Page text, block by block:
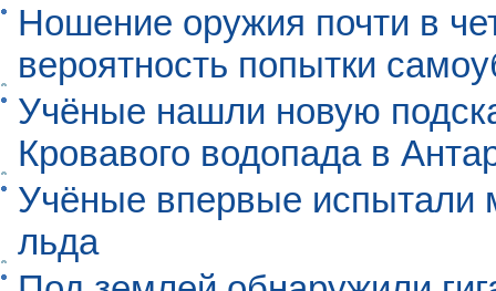
Ношение оружия почти в
вероятность попытки
Учёные нашли новую
Кровавого водопада в
Учёные впервые испытали
льда